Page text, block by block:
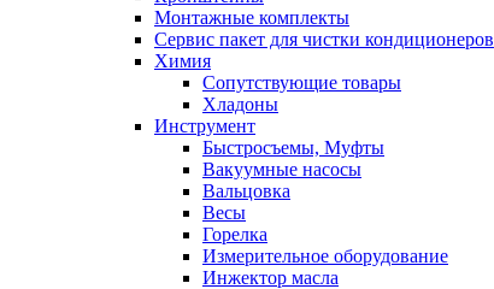
Монтажные комплекты
Сервис пакет для чистки кондиционеров
Химия
Сопутствующие товары
Хладоны
Инструмент
Быстросъемы, Муфты
Вакуумные насосы
Вальцовка
Весы
Горелка
Измерительное оборудование
Инжектор масла